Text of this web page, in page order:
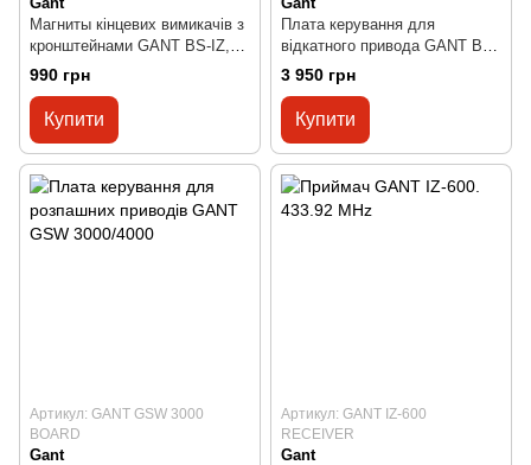
Магниты кінцевих вимикачів з
кронштейнами GANT BS-IZ,
MILLER TECHNICS MT-1000
990 грн
Купити
Плата керування для
відкатного привода GANT BS-
CAN-AC
3 950 грн
Купити
Артикул: GANT GSW 3000
BOARD
Gant
Артикул: GANT IZ-600
RECEIVER
Gant